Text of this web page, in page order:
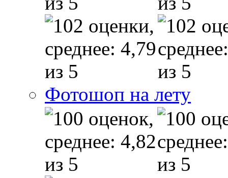
Фотошоп на лету